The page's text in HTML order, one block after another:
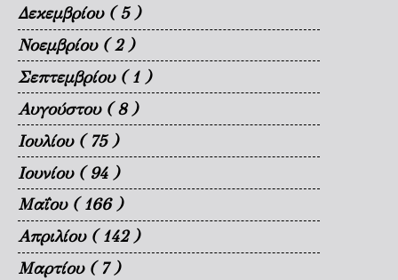
Δεκεμβρίου ( 5 )
Νοεμβρίου ( 2 )
Σεπτεμβρίου ( 1 )
Αυγούστου ( 8 )
Ιουλίου ( 75 )
Ιουνίου ( 94 )
Μαΐου ( 166 )
Απριλίου ( 142 )
Μαρτίου ( 7 )